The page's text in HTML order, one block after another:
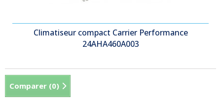
Climatiseur compact Carrier Performance
24AHA460A003
Comparer (0)